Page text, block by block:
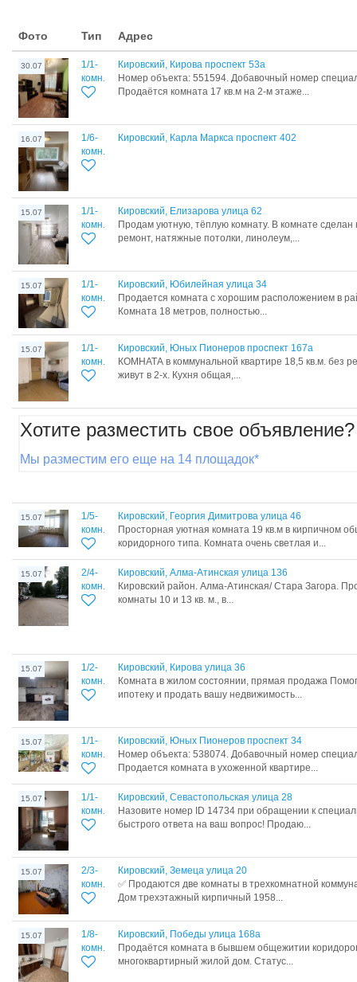
Фото Тип Адрес
30.07
1/1-
комн.
Кировский, Кирова проспект 53а
Номер объекта: 551594. Добавочный номер
Продаётся комната 17 кв.м на 2-м этаже...
16.07
1/6-
комн.
Кировский, Карла Маркса проспект 402
15.07
1/1-
комн.
Кировский, Елизарова улица 62
Продам уютную, тёплую комнату. В комнате сделан
ремонт, натяжные потолки, линолеум,...
15.07
1/1-
комн.
Кировский, Юбилейная улица 34
Продается комната с хорошим расположением в
Комната 18 метров, полностью...
15.07
1/1-
комн.
Кировский, Юных Пионеров проспект 167а
КОМНАТА в коммунальной квартире 18,5 кв.м. без
живут в 2-х. Кухня общая,...
Хотите разместить свое объявление?
Мы разместим его еще на 14 площадок*
15.07
1/5-
комн.
Кировский, Георгия Димитрова улица 46
Просторная уютная комната 19 кв.м в кирпичном
коридорного типа. Комната очень светлая и...
15.07
2/4-
комн.
Кировский, Алма-Атинская улица 136
Кировский район. Алма-Атинская/ Стара Загора.
комнаты 10 и 13 кв. м., в...
15.07
1/2-
комн.
Кировский, Кирова улица 36
Комната в жилом состоянии, прямая продажа
ипотеку и продать вашу недвижимость...
15.07
1/1-
комн.
Кировский, Юных Пионеров проспект 34
Номер объекта: 538074. Добавочный номер
Продается комната в ухоженной квартире...
15.07
1/1-
комн.
Кировский, Севастопольская улица 28
Назовите номер ID 14734 при обращении к
быстрого ответа на ваш вопрос! Продаю...
15.07
2/3-
комн.
Кировский, Земеца улица 20
✅ Продаются две комнаты в трехкомнатной
Дом трехэтажный кирпичный 1958...
15.07
1/8-
комн.
Кировский, Победы улица 168а
Продаётся комната в бывшем общежитии
многоквартирный жилой дом. Статус...